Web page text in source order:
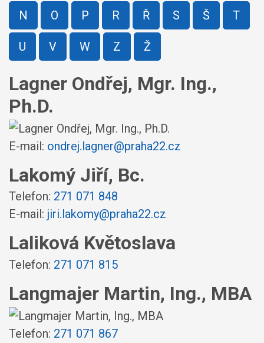
N O P R Ř S Š T
U V W Z Ž
Lagner Ondřej, Mgr. Ing.,
Ph.D.
E-mail: ondrej.lagner@praha22.cz
Lakomý Jiří, Bc.
Telefon: 271 071 848
E-mail: jiri.lakomy@praha22.cz
Laliková Květoslava
Telefon: 271 071 815
Langmajer Martin, Ing., MBA
Telefon: 271 071 867